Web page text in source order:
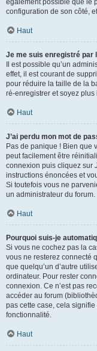
également possible que le
configuration de son côté,
Haut
Je me suis enregistré par
Il est possible qu’un
effet, il est courant de
pour réduire la taille de la
ré-enregistrer et soyez plus
Haut
J’ai perdu mon mot de
Pas de panique ! Bien que
peut facilement être
connexion puis cliquez sur
instructions énoncées et
Si toutefois vous ne
un administrateur du forum.
Haut
Pourquoi suis-je
Si vous ne cochez pas la
vous ne resterez connecté
que quelqu’un d’autre
ordinateur. Pour rester
connexion. Ce n’est pas
accéder au forum
pas cette case, cela
fonctionnalité.
Haut